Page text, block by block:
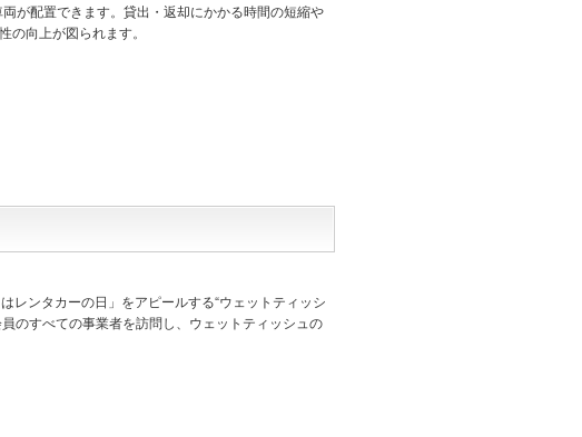
が配置できます。貸出・返却にかかる時間の短縮や
向上が図られます。
レンタカーの日」をアピールする“ウェットティッシ
のすべての事業者を訪問し、ウェットティッシュの